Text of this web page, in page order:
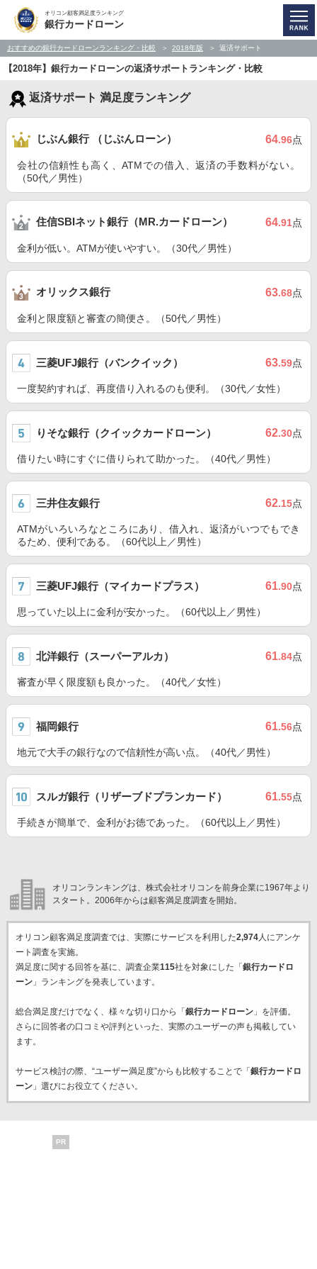
オリコン顧客満足度ランキング
銀行カードローン
おすすめの銀行カードローンランキング・比較 2018年版 返済サポート
【2018年】銀行カードローンの返済サポートランキング・比較
返済サポート 満足度ランキング
じぶん銀行 （じぶんローン） 64.96点
会社の信頼性も高く、ATMでの借入、返済の手数料がない。
（50代／男性）
住信SBIネット銀行（MR.カードローン） 64.91点
金利が低い。ATMが使いやすい。（30代／男性）
オリックス銀行 63.68点
金利と限度額と審査の簡便さ。（50代／男性）
三菱UFJ銀行（バンクイック） 63.59点
一度契約すれば、再度借り入れるのも便利。（30代／女性）
りそな銀行（クイックカードローン） 62.30点
借りたい時にすぐに借りられて助かった。（40代／男性）
三井住友銀行 62.15点
ATMがいろいろなところにあり、借入れ、返済がいつでもでき
るため、便利である。（60代以上／男性）
三菱UFJ銀行（マイカードプラス） 61.90点
思っていた以上に金利が安かった。（60代以上／男性）
北洋銀行（スーパーアルカ） 61.84点
審査が早く限度額も良かった。（40代／女性）
福岡銀行 61.56点
地元で大手の銀行なので信頼性が高い点。（40代／男性）
スルガ銀行（リザーブドプランカード） 61.55点
手続きが簡単で、金利がお徳であった。（60代以上／男性）
オリコンランキングは、株式会社オリコンを前身企業に1967年より
スタート。2006年からは顧客満足度調査を開始。
オリコン顧客満足度調査では、実際にサービスを利用した2,974人にアンケ
ート調査を実施。
満足度に関する回答を基に、調査企業115社を対象にした「 銀行カードロ
ーン」ランキングを発表しています。
総合満足度だけでなく、様々な切り口から「 銀行カードローン」を評価。
さらに回答者の口コミや評判といった、実際のユーザーの声も掲載してい
ます。
サービス検討の際、“ユーザー満足度”からも比較することで「 銀行カードロ
ーン」選びにお役立てください。
PR